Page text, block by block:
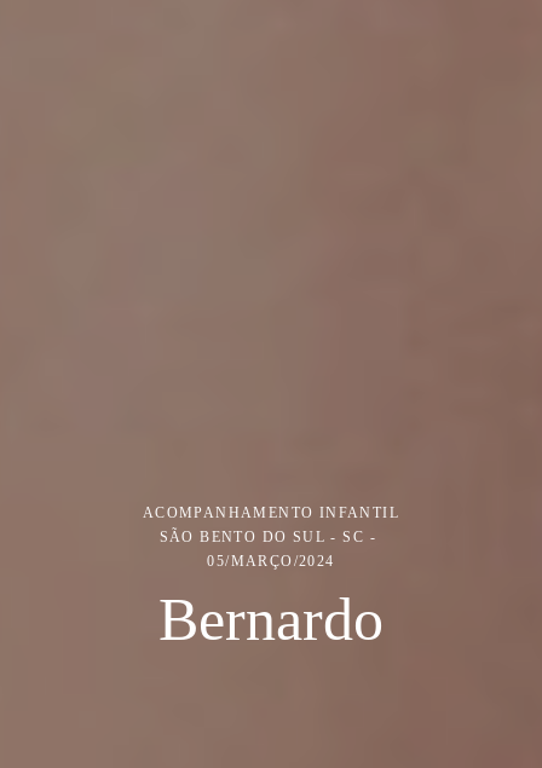
ACOMPANHAMENTO INFANTIL
SÃO BENTO DO SUL - SC
05/MARÇO/2024
Bernardo